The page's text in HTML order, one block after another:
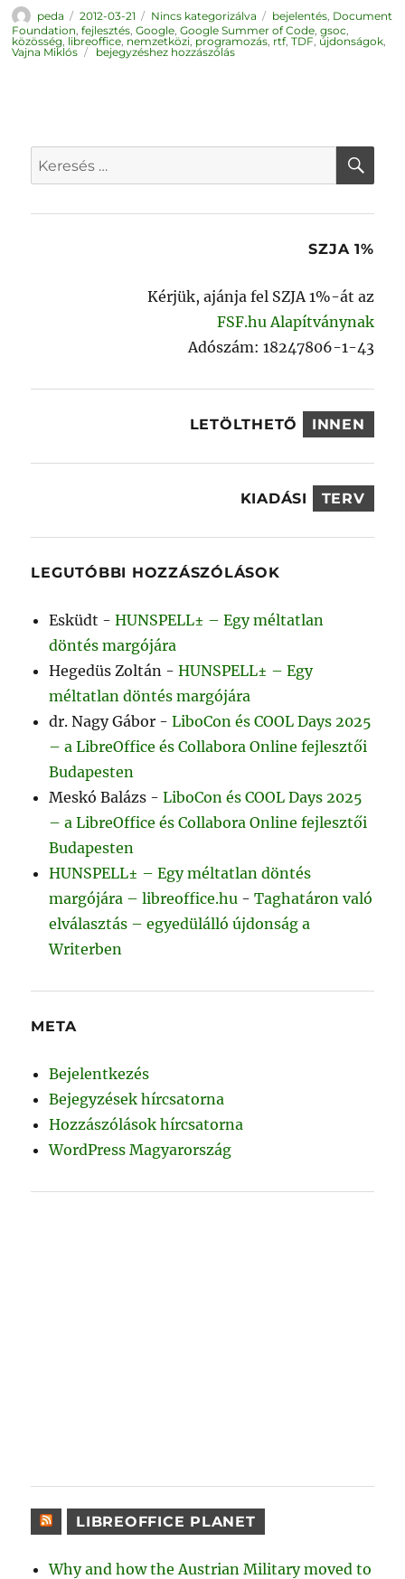
Szerző
peda Közzétéve
2012-03-21 Kategória
Nincs kategorizálva Címke
bejelentés, Document
Foundation,fejlesztés,Google,Google Summer of Code,gsoc,
közösség, libreoffice, nemzetközi, programozás, rtf,TDF, újdonságok,
Vajna Miklós
LibreOffice
GSoC
bejegyzéshez hozzászólás
Keresés
a
SZJA 1%
Kérjük, ajánja fel SZJA 1%-át az
FSF.hu Alapítványnak
Adószám: 18247806-1-43
LETÖLTHETŐ INNEN
KIADÁSI TERV
LEGUTÓBBI HOZZÁSZÓLÁSOK
Esküdt -HUNSPELL± – Egy méltatlan
döntés margójára
Hegedüs Zoltán -HUNSPELL± – Egy
méltatlan döntés margójára
dr. Nagy Gábor -LiboCon és COOL Days 2025
– a LibreOffice és Collabora Online fejlesztői
Budapesten
Meskó Balázs -LiboCon és COOL Days 2025
– a LibreOffice és Collabora Online fejlesztői
Budapesten
HUNSPELL± – Egy méltatlan döntés
margójára – libreoffice.hu -Taghatáron való
elválasztás – egyedülálló újdonság a
Writerben
META
Bejelentkezés
Bejegyzések hírcsatorna
Hozzászólások hírcsatorna
WordPress Magyarország
LIBREOFFICE PLANET
Why and how the Austrian Military moved to